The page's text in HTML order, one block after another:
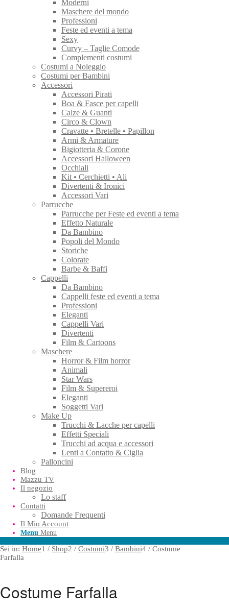
Moderni
Maschere del mondo
Professioni
Feste ed eventi a tema
Sexy
Curvy – Taglie Comode
Complementi costumi
Costumi a Noleggio
Costumi per Bambini
Accessori
Accessori Pirati
Boa & Fasce per capelli
Calze & Guanti
Circo & Clown
Cravatte • Bretelle • Papillon
Armi & Armature
Bigiotteria & Corone
Accessori Halloween
Occhiali
Kit • Cerchietti • Ali
Divertenti & Ironici
Accessori Vari
Parrucche
Parrucche per Feste ed eventi a tema
Effetto Naturale
Da Bambino
Popoli del Mondo
Storiche
Colorate
Barbe & Baffi
Cappelli
Da Bambino
Cappelli feste ed eventi a tema
Professioni
Eleganti
Cappelli Vari
Divertenti
Film & Cartoons
Maschere
Horror & Film horror
Animali
Star Wars
Film & Supereroi
Eleganti
Soggetti Vari
Make Up
Trucchi & Lacche per capelli
Effetti Speciali
Trucchi ad acqua e accessori
Lenti a Contatto & Ciglia
Palloncini
Blog
Mazzu TV
Il negozio
Lo staff
Contatti
Domande Frequenti
Il Mio Account
Menu Menu
Sei in: Home1 / Shop2 / Costumi3 / Bambini4 / Costume
Farfalla
Costume Farfalla